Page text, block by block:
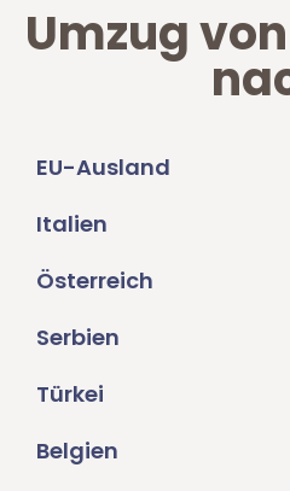
Umzug
EU-Ausland
Italien
Österreich
Serbien
Türkei
Belgien